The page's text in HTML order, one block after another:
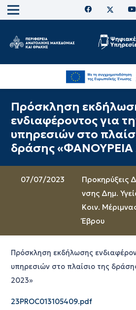
Πρόσκληση
ενδιαφέροντος για
υπηρεσιών στο
δράσης «ΦΑΝΟΥΡΕΙΑ
07/07/2023
Προκηρύξεις
νσης Δημ.
Κοιν.
Έβρου
Πρόσκληση εκδήλωσης
υπηρεσιών στο πλαίσιο της
2023»
23PROC013105409.pdf